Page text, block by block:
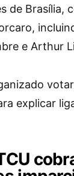
de Brasília,
e Arthur
explicar